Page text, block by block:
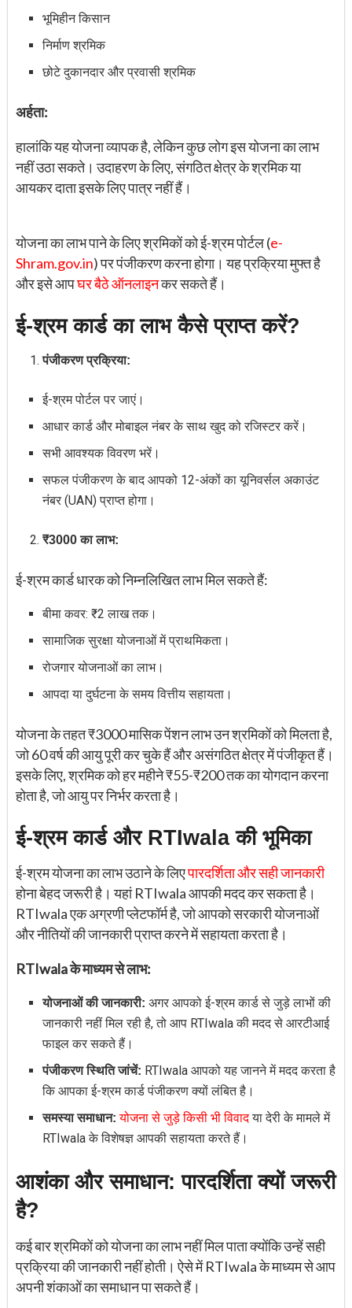
भूमिहीन किसान
निर्माण श्रमिक
छोटे दुकानदार और प्रवासी श्रमिक
अर्हता:
हालांकि यह योजना व्यापक है, लेकिन कुछ लोग इस योजना का लाभ
नहीं उठा सकते। उदाहरण के लिए, संगठित क्षेत्र के श्रमिक या
आयकर दाता इसके लिए पात्र नहीं हैं।
योजना का लाभ पाने के लिए श्रमिकों को ई-श्रम पोर्टल (e-
Shram.gov.in) पर पंजीकरण करना होगा। यह प्रक्रिया मुफ्त है
और इसे आपघर बैठे ऑनलाइनकर सकते हैं।
ई-श्रम कार्ड का लाभ कैसे प्राप्त करें?
पंजीकरण प्रक्रिया:
ई-श्रम पोर्टल पर जाएं।
आधार कार्ड और मोबाइल नंबर के साथ खुद को रजिस्टर करें।
सभी आवश्यक विवरण भरें।
सफल पंजीकरण के बाद आपको 12-अंकों का यूनिवर्सल अकाउंट
नंबर (UAN) प्राप्त होगा।
₹3000 का लाभ:
ई-श्रम कार्ड धारक को निम्नलिखित लाभ मिल सकते हैं:
बीमा कवर: ₹2 लाख तक।
सामाजिक सुरक्षा योजनाओं में प्राथमिकता।
रोजगार योजनाओं का लाभ।
आपदा या दुर्घटना के समय वित्तीय सहायता।
योजना के तहत ₹3000 मासिक पेंशन लाभ उन श्रमिकों को मिलता है,
जो 60 वर्ष की आयु पूरी कर चुके हैं और असंगठित क्षेत्र में पंजीकृत हैं।
इसके लिए, श्रमिक को हर महीने ₹55-₹200 तक का योगदान करना
होता है, जो आयु पर निर्भर करता है।
ई-श्रम कार्ड और RTIwala की भूमिका
ई-श्रम योजना का लाभ उठाने के लिएपारदर्शिता और सही जानकारी
होना बेहद जरूरी है। यहां RTIwala आपकी मदद कर सकता है।
RTIwala एक अग्रणी प्लेटफॉर्म है, जो आपको सरकारी योजनाओं
और नीतियों की जानकारी प्राप्त करने में सहायता करता है।
RTIwala के माध्यम से लाभ:
योजनाओं की जानकारी: अगर आपको ई-श्रम कार्ड से जुड़े लाभों की
जानकारी नहीं मिल रही है, तो आप RTIwala की मदद से आरटीआई
फाइल कर सकते हैं।
पंजीकरण स्थिति जांचें: RTIwala आपको यह जानने में मदद करता है
कि आपका ई-श्रम कार्ड पंजीकरण क्यों लंबित है।
समस्या समाधान: योजना से जुड़े किसी भी विवादया देरी के मामले में
RTIwala के विशेषज्ञ आपकी सहायता करते हैं।
आशंका और समाधान: पारदर्शिता क्यों जरूरी
है?
कई बार श्रमिकों को योजना का लाभ नहीं मिल पाता क्योंकि उन्हें सही
प्रक्रिया की जानकारी नहीं होती। ऐसे में RTIwala के माध्यम से आप
अपनी शंकाओं का समाधान पा सकते हैं।